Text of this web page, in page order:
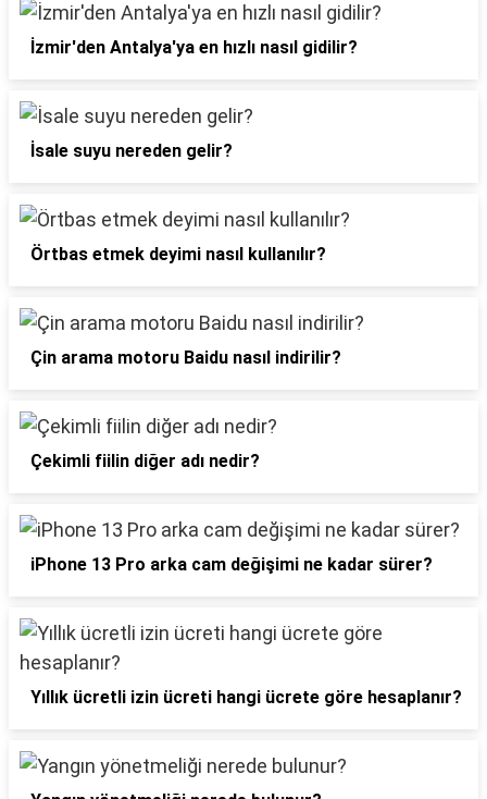
İzmir'den Antalya'ya en hızlı nasıl gidilir?
İsale suyu nereden gelir?
Örtbas etmek deyimi nasıl kullanılır?
Çin arama motoru Baidu nasıl indirilir?
Çekimli fiilin diğer adı nedir?
iPhone 13 Pro arka cam değişimi ne kadar sürer?
Yıllık ücretli izin ücreti hangi ücrete göre hesaplanır?